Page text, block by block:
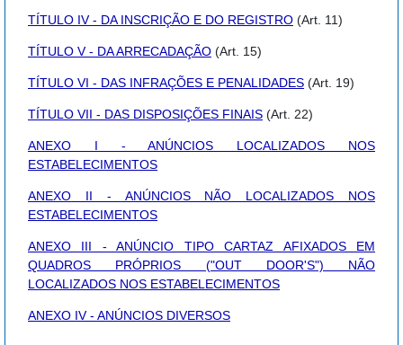
TÍTULO IV - DA INSCRIÇÃO E DO REGISTRO (Art. 11)
TÍTULO V - DA ARRECADAÇÃO (Art. 15)
TÍTULO VI - DAS INFRAÇÕES E PENALIDADES (Art. 19)
TÍTULO VII - DAS DISPOSIÇÕES FINAIS (Art. 22)
ANEXO I - ANÚNCIOS LOCALIZADOS NOS
ESTABELECIMENTOS
ANEXO II - ANÚNCIOS NÃO LOCALIZADOS NOS
ESTABELECIMENTOS
ANEXO III - ANÚNCIO TIPO CARTAZ AFIXADOS EM
QUADROS PRÓPRIOS ("OUT DOOR'S") NÃO
LOCALIZADOS NOS ESTABELECIMENTOS
ANEXO IV - ANÚNCIOS DIVERSOS